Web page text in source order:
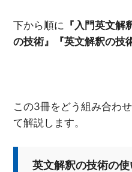
下から順に 『入門英文
の技術』『英文解釈の技
この3冊をどう組み合わ
て解説します。
英文解釈の技術の使